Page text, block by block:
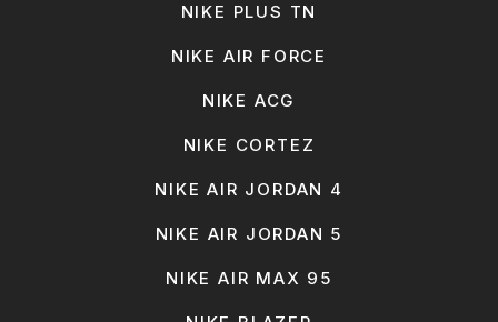
NIKE PLUS TN
NIKE AIR FORCE
NIKE ACG
NIKE CORTEZ
NIKE AIR JORDAN 4
NIKE AIR JORDAN 5
NIKE AIR MAX 95